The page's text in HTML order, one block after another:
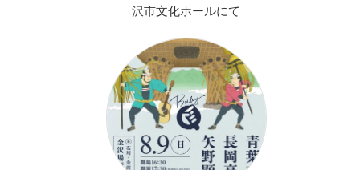
沢市文化ホールにて